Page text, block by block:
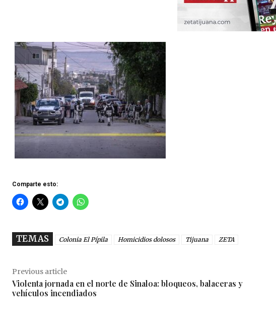
Comparte esto:
TEMAS Colonia El Pípila Homicidios dolosos Tijuana ZETA
Previous article
Violenta jornada en el norte de Sinaloa: bloqueos, balaceras y
vehículos incendiados